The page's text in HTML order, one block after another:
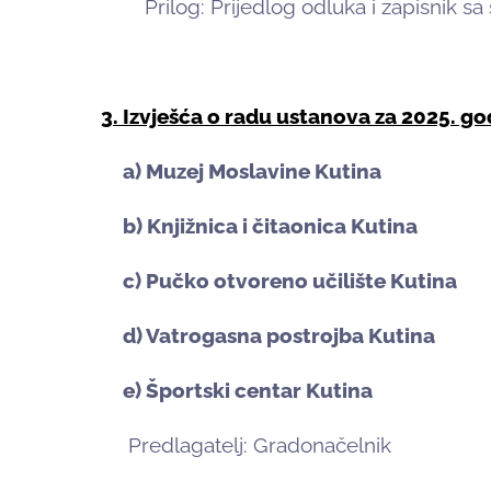
Prilog: Prijedlog odluka i zapisnik sa
3. Izvješća o radu ustanova za 2025.
a) Muzej Moslavine Kutina
b) Knjižnica i čitaonica Kutina
c) Pučko otvoreno učilište Kutina
d) Vatrogasna postrojba Kutina
e) Športski centar Kutina
Predlagatelj: Gradonačelnik